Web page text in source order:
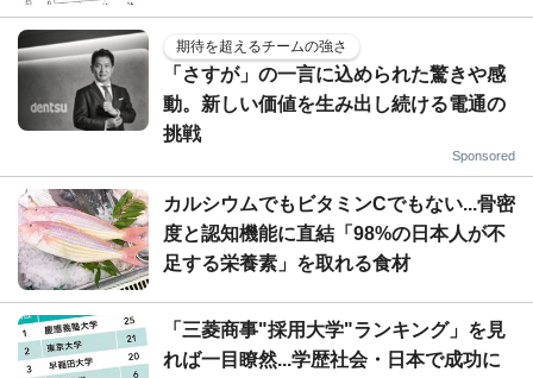
期待を超えるチームの強さ
「さすが」の一言に込められた驚きや感
動。新しい価値を生み出し続ける電通の
挑戦
Sponsored
カルシウムでもビタミンCでもない...骨密
度と認知機能に直結「98%の日本人が不
足する栄養素」を取れる食材
「三菱商事"採用大学"ランキング」を見
れば一目瞭然...学歴社会・日本で成功に